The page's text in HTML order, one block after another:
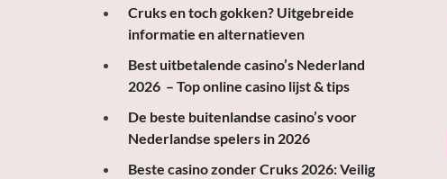
Cruks en toch gokken? Uitgebreide
informatie en alternatieven
Best uitbetalende casino’s Nederland
2026 – Top online casino lijst & tips
De beste buitenlandse casino’s voor
Nederlandse spelers in 2026
Beste casino zonder Cruks 2026: Veilig